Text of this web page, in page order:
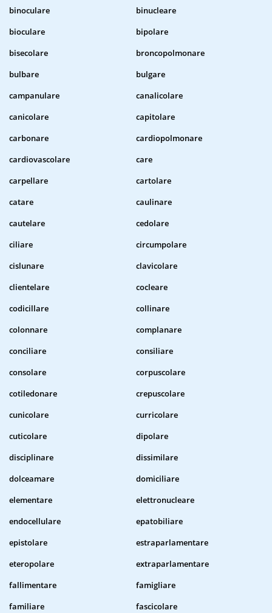
binoculare
binucleare
bioculare
bipolare
bisecolare
broncopolmonare
bulbare
bulgare
campanulare
canalicolare
canicolare
capitolare
carbonare
cardiopolmonare
cardiovascolare
care
carpellare
cartolare
catare
caulinare
cautelare
cedolare
ciliare
circumpolare
cislunare
clavicolare
clientelare
cocleare
codicillare
collinare
colonnare
complanare
conciliare
consiliare
consolare
corpuscolare
cotiledonare
crepuscolare
cunicolare
curricolare
cuticolare
dipolare
disciplinare
dissimilare
dolceamare
domiciliare
elementare
elettronucleare
endocellulare
epatobiliare
epistolare
estraparlamentare
eteropolare
extraparlamentare
fallimentare
famigliare
familiare
fascicolare